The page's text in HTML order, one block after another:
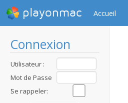
playonmac Accueil
Connexion
Utilisateur :
Mot de Passe
:Se rappeler: